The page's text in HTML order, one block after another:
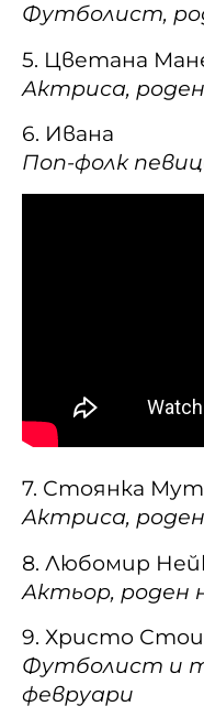
Футболист,
5. Цветана
Актриса,
6. Ивана
Поп-фолк
7. Стоянка
Актриса,
8. Любомир
Актьор, роден
9. Христо
Футболист и
февруари